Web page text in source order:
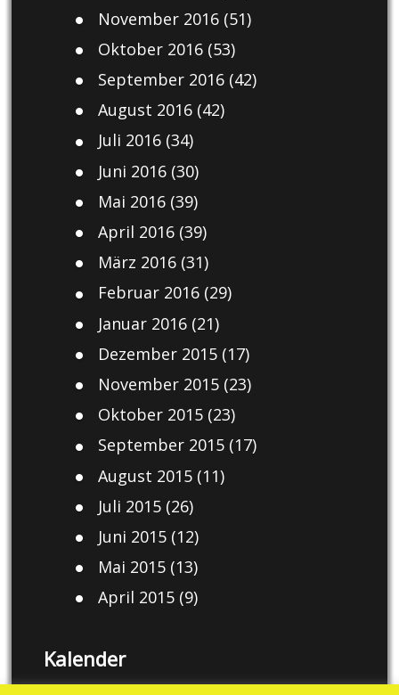
November 2016(51)
Oktober 2016(53)
September 2016(42)
August 2016(42)
Juli 2016(34)
Juni 2016(30)
Mai 2016(39)
April 2016(39)
März 2016(31)
Februar 2016(29)
Januar 2016(21)
Dezember 2015(17)
November 2015(23)
Oktober 2015(23)
September 2015(17)
August 2015(11)
Juli 2015(26)
Juni 2015(12)
Mai 2015(13)
April 2015(9)
Kalender